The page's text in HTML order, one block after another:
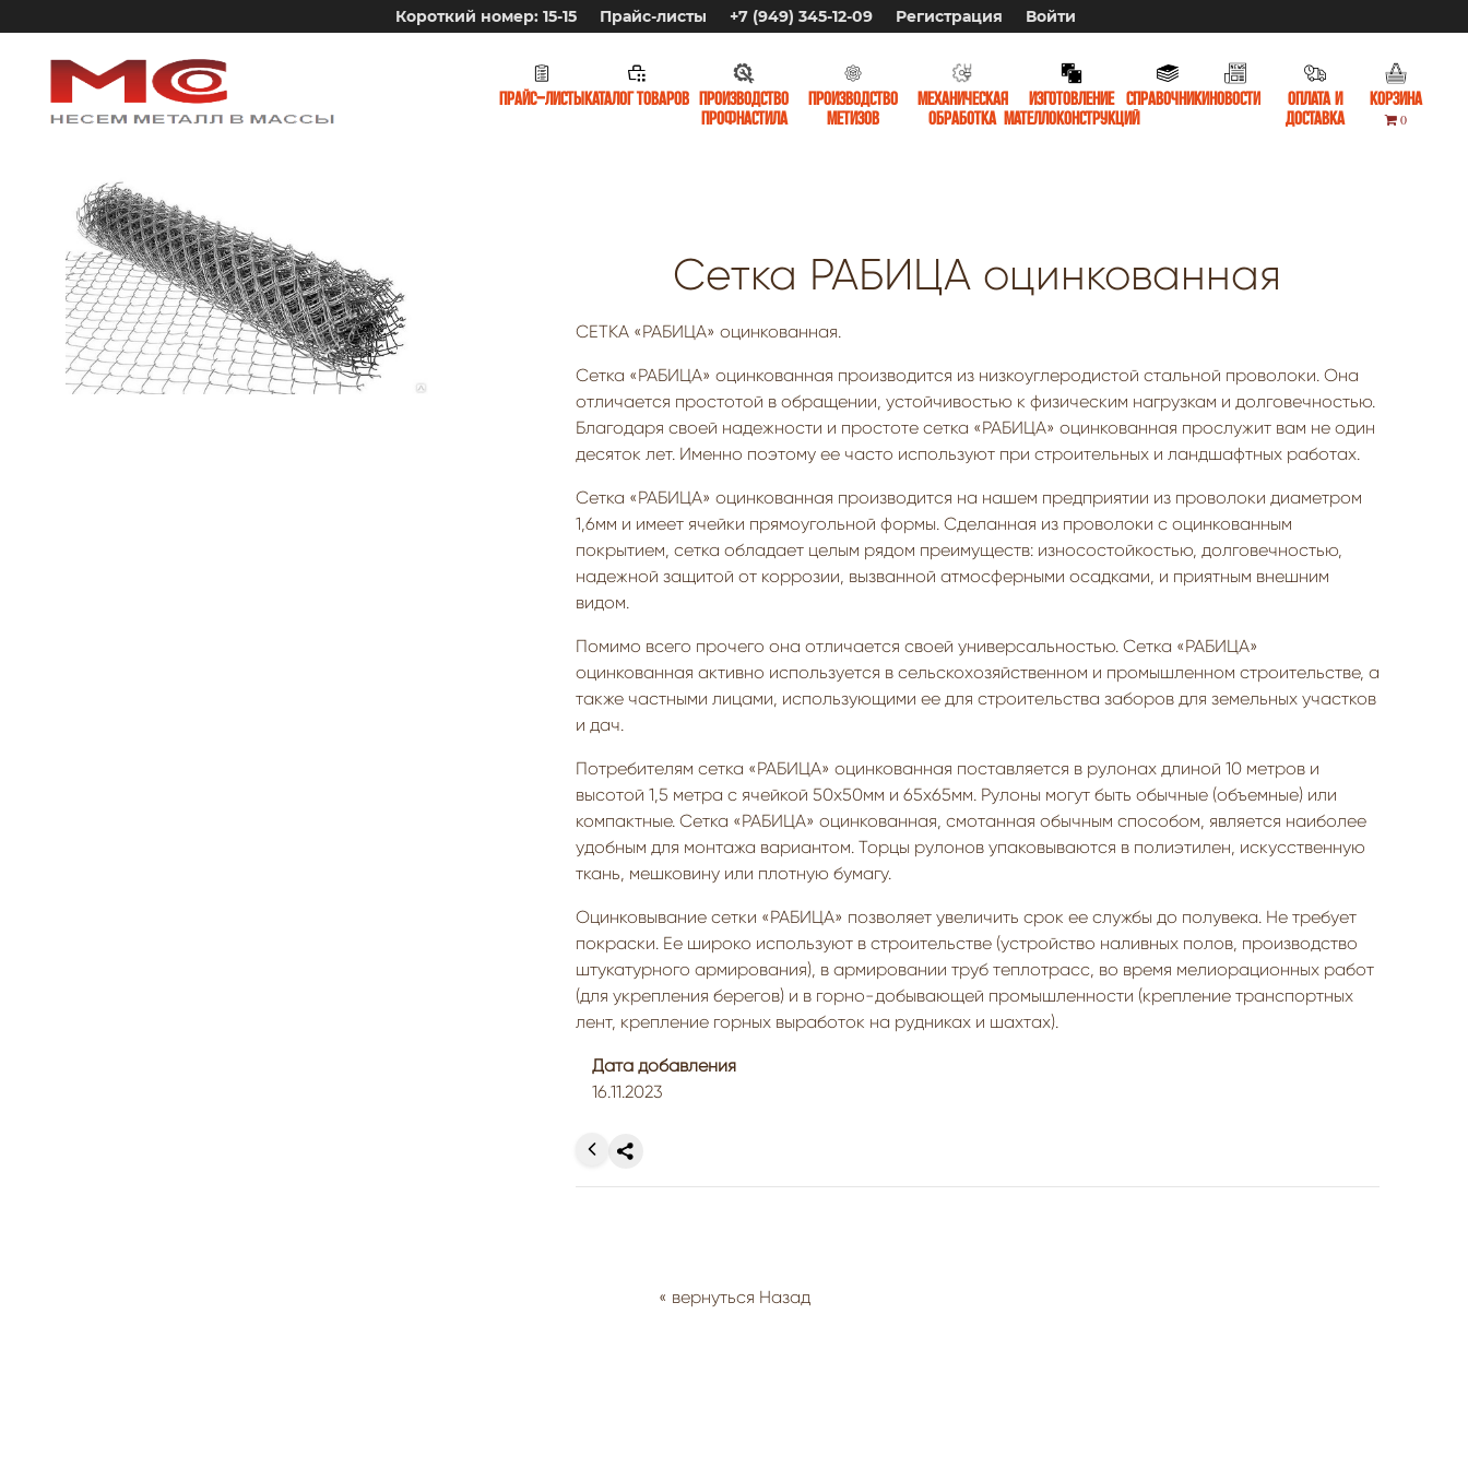
Короткий номер: 15-15 Прайс-листы +7 (949) 345-12-09 Регистрация Войти
Прайс-листы Каталог товаров
Производство
профнастила
Производство
метизов
Механическая
обработка
Изготовление
мателлоконструкций
Справочники Новости
Оплата и
доставка
Корзина
0
Сетка РАБИЦА оцинкованная
СЕТКА «РАБИЦА» оцинкованная.
Сетка «РАБИЦА» оцинкованная производится из низкоуглеродистой стальной проволоки. Она
отличается простотой в обращении, устойчивостью к физическим нагрузкам и долговечностью.
Благодаря своей надежности и простоте сетка «РАБИЦА» оцинкованная прослужит вам не один
десяток лет. Именно поэтому ее часто используют при строительных и ландшафтных работах.
Сетка «РАБИЦА» оцинкованная производится на нашем предприятии из проволоки диаметром
1,6мм и имеет ячейки прямоугольной формы. Сделанная из проволоки с оцинкованным
покрытием, сетка обладает целым рядом преимуществ: износостойкостью, долговечностью,
надежной защитой от коррозии, вызванной атмосферными осадками, и приятным внешним
видом.
Помимо всего прочего она отличается своей универсальностью. Сетка «РАБИЦА»
оцинкованная активно используется в сельскохозяйственном и промышленном строительстве, а
также частными лицами, использующими ее для строительства заборов для земельных участков
и дач.
Потребителям сетка «РАБИЦА» оцинкованная поставляется в рулонах длиной 10 метров и
высотой 1,5 метра с ячейкой 50х50мм и 65х65мм. Рулоны могут быть обычные (объемные) или
компактные. Сетка «РАБИЦА» оцинкованная, смотанная обычным способом, является наиболее
удобным для монтажа вариантом. Торцы рулонов упаковываются в полиэтилен, искусственную
ткань, мешковину или плотную бумагу.
Оцинковывание сетки «РАБИЦА» позволяет увеличить срок ее службы до полувека. Не требует
покраски. Ее широко используют в строительстве (устройство наливных полов, производство
штукатурного армирования), в армировании труб теплотрасс, во время мелиорационных работ
(для укрепления берегов) и в горно-добывающей промышленности (крепление транспортных
лент, крепление горных выработок на рудниках и шахтах).
Дата добавления
16.11.2023
« вернуться Назад